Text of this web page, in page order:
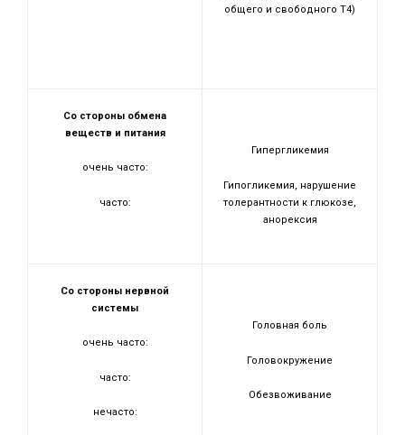
общего и свободного Т4)
Со стороны обмена
веществ и питания
очень часто:
часто:
Гипергликемия
Гипогликемия, нарушение
толерантности к глюкозе,
анорексия
Со стороны нервной
системы
очень часто:
часто:
нечасто:
Головная боль
Головокружение
Обезвоживание